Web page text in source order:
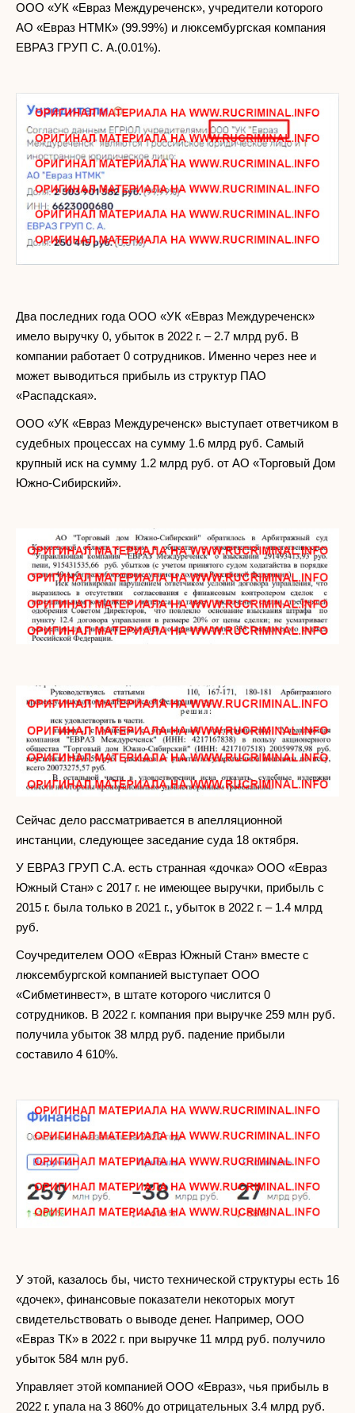
ООО «УК «Евраз Междуреченск», учредители которого
АО «Евраз НТМК» (99.99%) и люксембургская компания
ЕВРАЗ ГРУП С. А.(0.01%).
Два последних года ООО «УК «Евраз Междуреченск»
имело выручку 0, убыток в 2022 г. – 2.7 млрд руб. В
компании работает 0 сотрудников. Именно через нее и
может выводиться прибыль из структур ПАО
«Распадская».
ООО «УК «Евраз Междуреченск» выступает ответчиком в
судебных процессах на сумму 1.6 млрд руб. Самый
крупный иск на сумму 1.2 млрд руб. от АО «Торговый Дом
Южно-Сибирский».
Сейчас дело рассматривается в апелляционной
инстанции, следующее заседание суда 18 октября.
У ЕВРАЗ ГРУП С.А. есть странная «дочка» ООО «Евраз
Южный Стан» с 2017 г. не имеющее выручки, прибыль с
2015 г. была только в 2021 г., убыток в 2022 г. – 1.4 млрд
руб.
Соучредителем ООО «Евраз Южный Стан» вместе с
люксембургской компанией выступает ООО
«Сибметинвест», в штате которого числится 0
сотрудников. В 2022 г. компания при выручке 259 млн руб.
получила убыток 38 млрд руб. падение прибыли
составило 4 610%.
У этой, казалось бы, чисто технической структуры есть 16
«дочек», финансовые показатели некоторых могут
свидетельствовать о выводе денег. Например, ООО
«Евраз ТК» в 2022 г. при выручке 11 млрд руб. получило
убыток 584 млн руб.
Управляет этой компанией ООО «Евраз», чья прибыль в
2022 г. упала на 3 860% до отрицательных 3.4 млрд руб.